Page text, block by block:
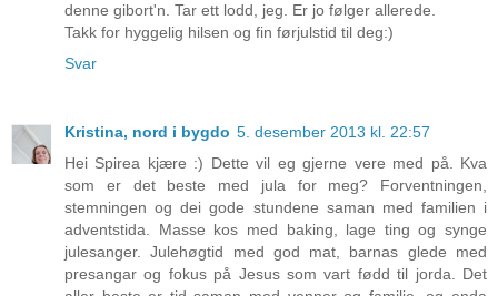
denne gibort'n. Tar ett lodd, jeg. Er jo følger allerede.
Takk for hyggelig hilsen og fin førjulstid til deg:)
Svar
Kristina, nord i bygdo 5. desember 2013 kl. 22:57
Hei Spirea kjære :) Dette vil eg gjerne vere med på. Kva
som er det beste med jula for meg? Forventningen,
stemningen og dei gode stundene saman med familien i
adventstida. Masse kos med baking, lage ting og synge
julesanger. Julehøgtid med god mat, barnas glede med
presangar og fokus på Jesus som vart fødd til jorda. Det